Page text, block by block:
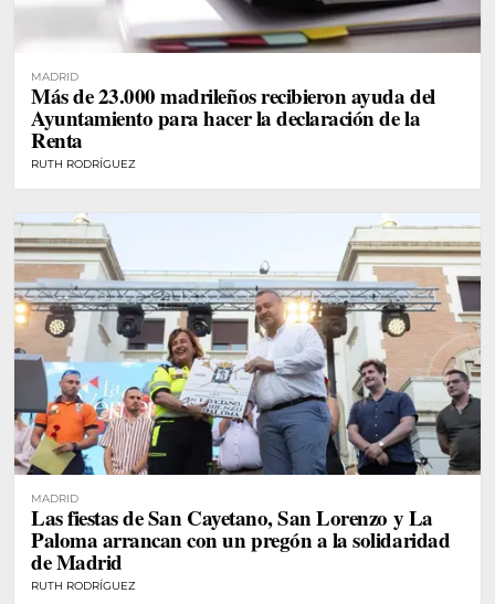
MADRID
Más de 23.000 madrileños recibieron ayuda del
Ayuntamiento para hacer la declaración de la
Renta
RUTH RODRÍGUEZ
MADRID
Las fiestas de San Cayetano, San Lorenzo y La
Paloma arrancan con un pregón a la solidaridad
de Madrid
RUTH RODRÍGUEZ